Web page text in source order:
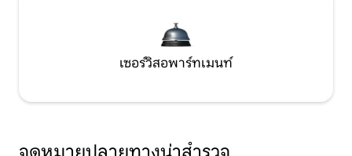
เซอร์วิสอพาร์ทเมนท์